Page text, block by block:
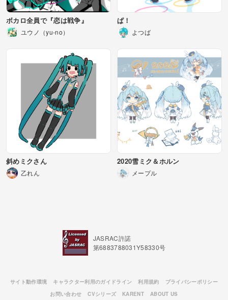
ボカロ全員で『恋は戦争』
ユウノ（yu-no）
ぱ！
よつば
斜めミクさん
乙れん
2020雪ミク＆ホルン
メープル
JASRAC許諾
第6883788031Y58330号
サイト動作環境 キャラクター利用のガイドライン 利用規約
プライバシーポリシー
お問い合わせ
CVシリーズ KARENT ABOUT US